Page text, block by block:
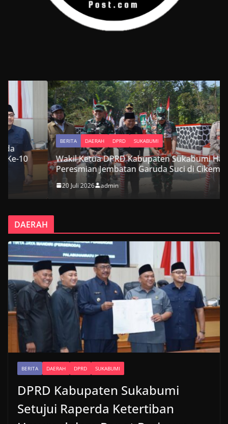
BERITA DAERAH DPRD SUKABUMI
Wakil Ketua DPRD Kabupaten Sukabumi Hadiri
Peresmian Jembatan Garuda Suci di Cikembar
20 Juli 2026 admin
DAERAH
BERITA DAERAH DPRD SUKABUMI
DPRD Kabupaten Sukabumi
Setujui Raperda Ketertiban